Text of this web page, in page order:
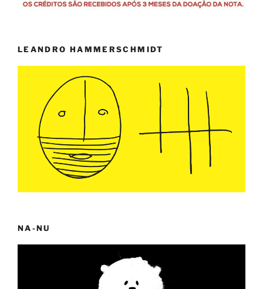
LEANDRO HAMMERSCHMIDT
NA-NU